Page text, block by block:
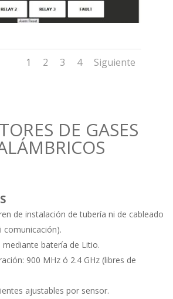
1 2 3 4 Siguiente
DE GASES
de instalación de tubería ni de cableado
comunicación).
batería de Litio.
900 MHz ó 2.4 GHz (libres de
ajustables por sensor.